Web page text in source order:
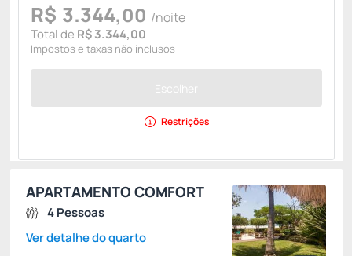
R$ 3.344,00 /noite
Total de R$ 3.344,00
Impostos e taxas não inclusos
Escolher
Restrições
APARTAMENTO COMFORT
4 Pessoas
Ver detalhe do quarto